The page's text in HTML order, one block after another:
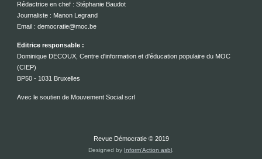
Rédactrice en chef : Stéphanie Baudot
Journaliste : Manon Legrand
Email : democratie@moc.be
Editrice responsable :
Dominique DECOUX, Centre d'information et d'éducation populaire du MOC
(CIEP)
BP50 - 1031 Bruxelles
Avec le soutien de Mouvement Social scrl
Revue Démocratie © 2019
Designed by Inform'Action asbl